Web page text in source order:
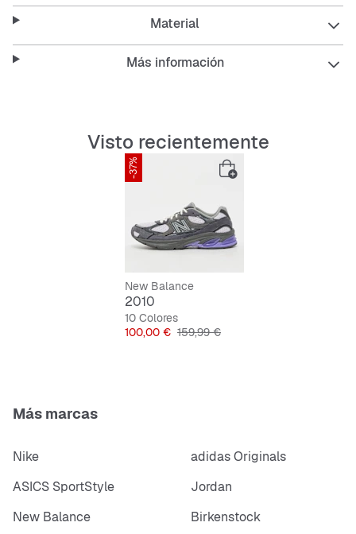
Almohadillado cómodo para mayor confort
Suela exterior amortiguadora y antideslizante
Material duradero y resistente al desgaste
Cordones para un ajuste óptimo
Material
Más información
Visto recientemente
-37%
New Balance
2010
10 Colores
Precio
100,00 € Precio original
159,99 €
Más marcas
Nike
adidas Originals
ASICS SportStyle
Jordan
New Balance
Birkenstock